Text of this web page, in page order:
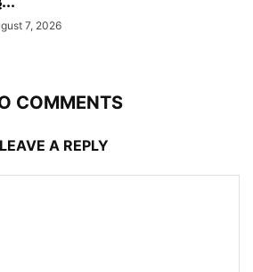
7, 2026
COMMENTS
LEAVE A REPLY